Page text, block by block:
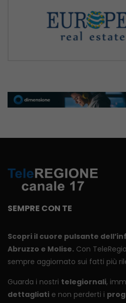
SEMPRE CON TE
Scopri il cuore pulsante
Abruzzo e Molise. Con
sempre aggiornato sui fatti più
Guarda i nostri telegiornali,
dettagliati e non perderti i